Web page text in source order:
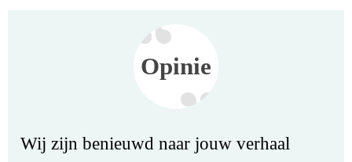
Opinie
Wij zijn benieuwd naar jouw verhaal